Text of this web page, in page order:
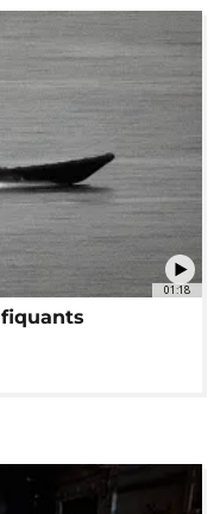
01:18